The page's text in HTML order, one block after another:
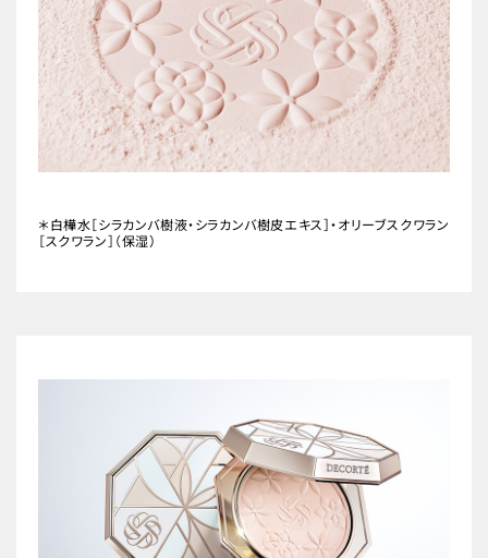
＊白樺水［シラカンバ樹液・シラカンバ樹皮エキス］・オリーブスクワラン
［スクワラン］（保湿）